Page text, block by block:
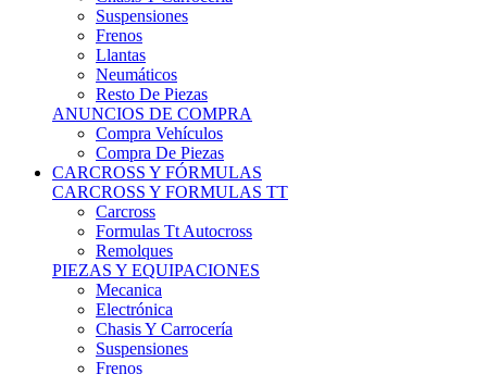
Frenos
Llantas
Neumáticos
Resto De Piezas
ANUNCIOS DE COMPRA
Compra Vehículos
Compra De Piezas
CARCROSS Y FÓRMULAS
CARCROSS Y FORMULAS TT
Carcross
Formulas Tt Autocross
Remolques
PIEZAS Y EQUIPACIONES
Mecanica
Electrónica
Chasis Y Carrocería
Suspensiones
Frenos
Llantas